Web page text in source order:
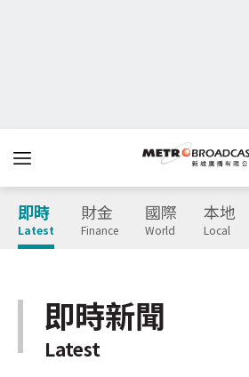
即時
Latest
財金
Finance
國際
World
本地
Local
即時新聞
Latest